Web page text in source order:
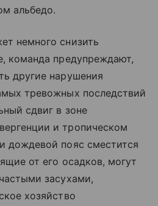
альбедо.
немного снизить
команда предупреждают,
другие нарушения
тревожных последствий
сдвиг в зоне
и тропическом
дождевой пояс сместится
от его осадков, могут
засухами,
хозяйство